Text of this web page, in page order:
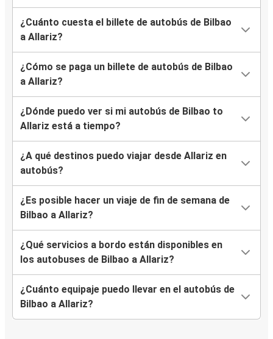
¿Cuánto cuesta el billete de autobús de Bilbao
a Allariz?
¿Cómo se paga un billete de autobús de Bilbao
a Allariz?
¿Dónde puedo ver si mi autobús de Bilbao to
Allariz está a tiempo?
¿A qué destinos puedo viajar desde Allariz en
autobús?
¿Es posible hacer un viaje de fin de semana de
Bilbao a Allariz?
¿Qué servicios a bordo están disponibles en
los autobuses de Bilbao a Allariz?
¿Cuánto equipaje puedo llevar en el autobús de
Bilbao a Allariz?